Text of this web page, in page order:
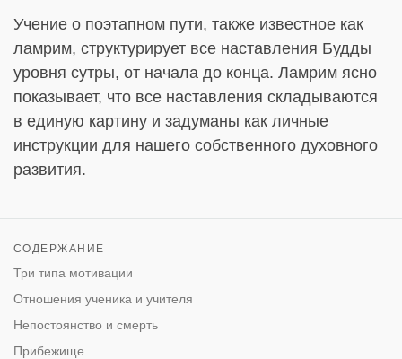
Учение о поэтапном пути, также известное как
ламрим, структурирует все наставления Будды
уровня сутры, от начала до конца. Ламрим ясно
показывает, что все наставления складываются
в единую картину и задуманы как личные
инструкции для нашего собственного духовного
развития.
СОДЕРЖАНИЕ
Три типа мотивации
Отношения ученика и учителя
Непостоянство и смерть
Прибежище